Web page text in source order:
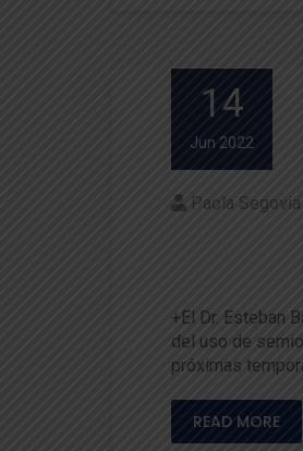
14
Jun 2022
Paola Segovia
+El Dr. Esteban
del uso de
próximas
READ MORE